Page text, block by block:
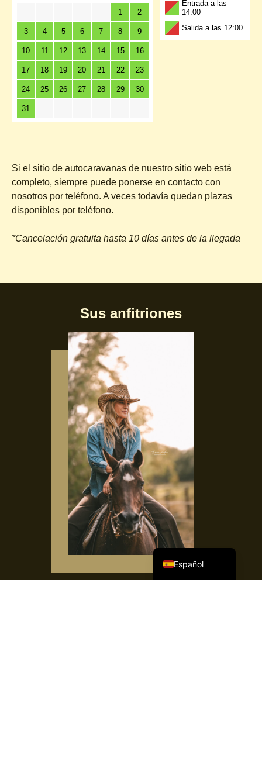
Entrada a las
14:00
Salida a las 12:00
1 2
3 4 5 6 7 8 9
10 11 12 13 14 15 16
17 18 19 20 21 22 23
24 25 26 27 28 29 30
31
Si el sitio de autocaravanas de nuestro sitio web está
completo, siempre puede ponerse en contacto con
nosotros por teléfono. A veces todavía quedan plazas
disponibles por teléfono.
*Cancelación gratuita hasta 10 días antes de la llegada
Sus anfitriones
Español
Nederlands
Deutsch
English (UK)
Français